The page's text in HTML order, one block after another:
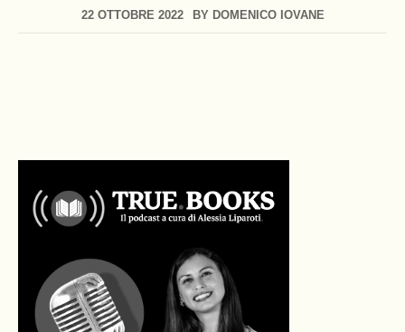
22 OTTOBRE 2022 BY DOMENICO IOVANE